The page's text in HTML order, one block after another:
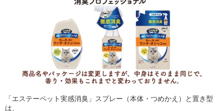
「エステーペット実感消臭」スプレー（本体・つめかえ）と置き型
は、